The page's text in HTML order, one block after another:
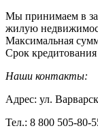
Мы принимаем в
жилую
Максимальная
Срок
Наши контакты:
Адрес: ул.
Тел.: 8 800 505-80-